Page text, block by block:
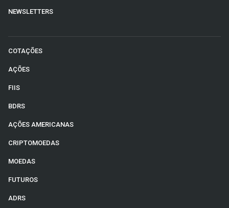
NEWSLETTERS
COTAÇÕES
AÇÕES
FIIS
BDRS
AÇÕES AMERICANAS
CRIPTOMOEDAS
MOEDAS
FUTUROS
ADRS